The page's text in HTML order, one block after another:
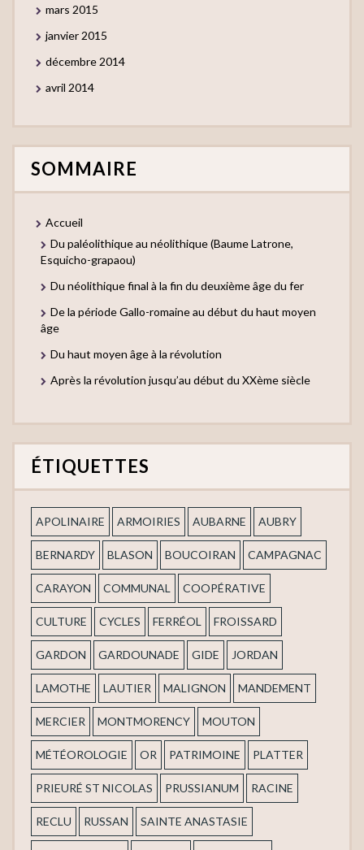
mars 2015
janvier 2015
décembre 2014
avril 2014
SOMMAIRE
Accueil
Du paléolithique au néolithique (Baume Latrone,
Esquicho-grapaou)
Du néolithique final à la fin du deuxième âge du fer
De la période Gallo-romaine au début du haut moyen
âge
Du haut moyen âge à la révolution
Après la révolution jusqu’au début du XXème siècle
ÉTIQUETTES
APOLINAIRE ARMOIRIES AUBARNE AUBRY
BERNARDY BLASON BOUCOIRAN CAMPAGNAC
CARAYON COMMUNAL COOPÉRATIVE
CULTURE CYCLES FERRÉOL FROISSARD
GARDON GARDOUNADE GIDE JORDAN
LAMOTHE LAUTIER MALIGNON MANDEMENT
MERCIER MONTMORENCY MOUTON
MÉTÉOROLOGIE OR PATRIMOINE PLATTER
PRIEURÉ ST NICOLAS PRUSSIANUM RACINE
RECLU RUSSAN SAINTE ANASTASIE